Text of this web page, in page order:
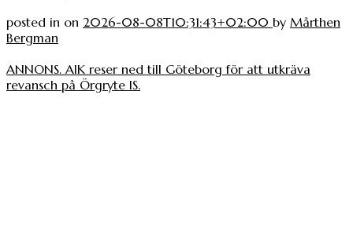
posted in on 2026-08-08T10:31:43+02:00 by Mårthen
Bergman
ANNONS. AIK reser ned till Göteborg för att utkräva
revansch på Örgryte IS.